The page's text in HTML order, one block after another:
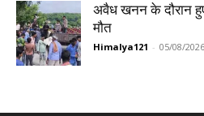
अवैध खनन के दौरान
मौत
Himalya121 - 05/08/2026